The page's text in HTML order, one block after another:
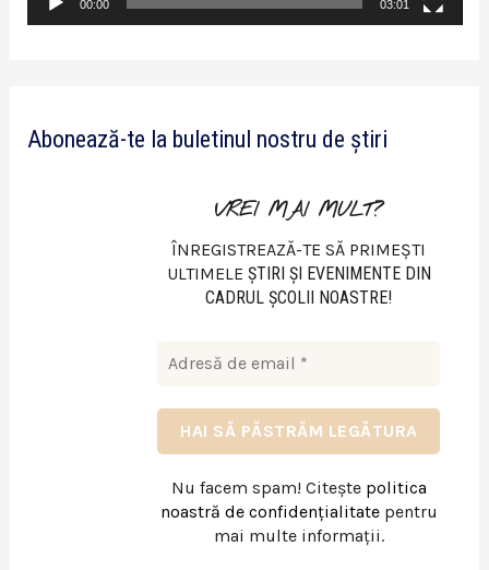
o
00:00 03:01
Abonează-te la buletinul nostru de știri
VREI MAI MULT?
ÎNREGISTREAZĂ-TE SĂ PRIMEȘTI
ULTIMELE ŞTIRI ŞI EVENIMENTE DIN
CADRUL ŞCOLII NOASTRE!
Nu facem spam! Citește politica
noastră de confidențialitatepentru
mai multe informații.